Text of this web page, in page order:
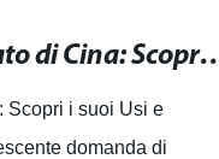
Aromatizzata Isocianato di Cina:
Scopri i suoi Usi e
domanda di